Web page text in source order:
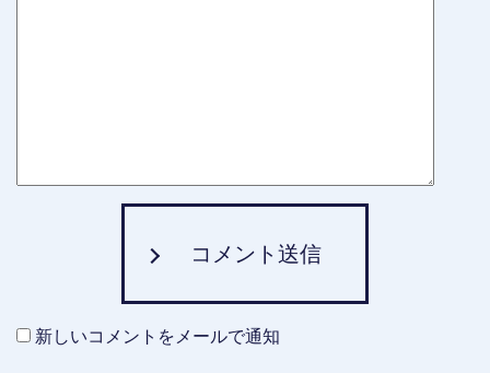
コメント送信
新しいコメントをメールで通知